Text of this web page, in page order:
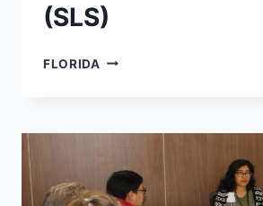
(SLS)
FLORIDA 1/30
PROVEEDORES
SERVICIOS
DE